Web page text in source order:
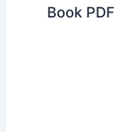
Book PDF